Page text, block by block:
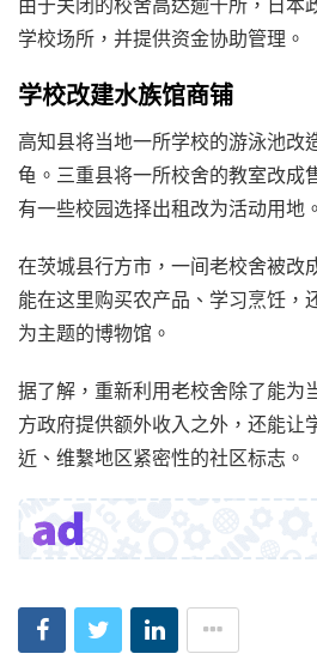
学校场所，并提供资金协助管理。
学校改建水族馆商铺
高知县将当地一所学校的游泳池改
龟。三重县将一所校舍的教室改成
有一些校园选择出租改为活动用地。
在茨城县行方市，一间老校舍被改
能在这里购买农产品、学习烹饪，
为主题的博物馆。
据了解，重新利用老校舍除了能为
方政府提供额外收入之外，还能让
近、维繫地区紧密性的社区标志。